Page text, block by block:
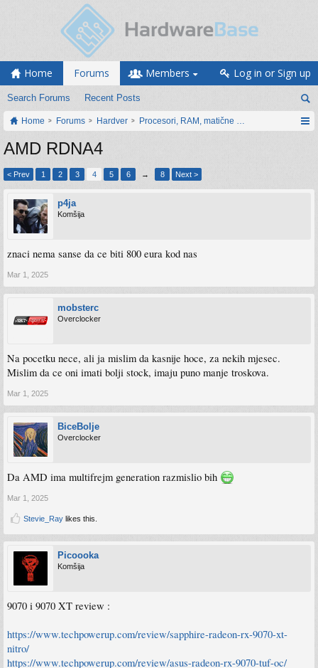
Home Forums
Search Forums Recent Posts
Members Log in or Sign up
Home Forums Hardver Procesori, RAM, matične ploče i grafičke
AMD RDNA4
< Prev 1 2 3 4 5 6 → 8 Next >
p4ja
Komšija
znaci nema sanse da ce biti 800 eura kod nas
Mar 1, 2025
mobsterc
Overclocker
Na pocetku nece, ali ja mislim da kasnije hoce, za nekih mjesec.
Mislim da ce oni imati bolji stock, imaju puno manje troskova.
Mar 1, 2025
BiceBolje
Overclocker
Da AMD ima multifrejm generation razmislio bih
Mar 1, 2025
Stevie_Ray likes this.
Picoooka
Komšija
9070 i 9070 XT review :
https://www.techpowerup.com/review/sapphire-radeon-rx-9070-xt-
nitro/
https://www.techpowerup.com/review/asus-radeon-rx-9070-tuf-oc/